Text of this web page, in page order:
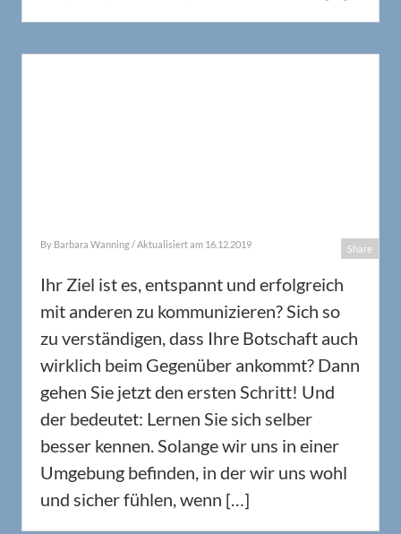
Share
By Barbara Wanning/ Aktualisiert am 16.12.2019
Ihr Ziel ist es, entspannt und erfolgreich
mit anderen zu kommunizieren? Sich so
zu verständigen, dass Ihre Botschaft auch
wirklich beim Gegenüber ankommt? Dann
gehen Sie jetzt den ersten Schritt! Und
der bedeutet: Lernen Sie sich selber
besser kennen. Solange wir uns in einer
Umgebung befinden, in der wir uns wohl
und sicher fühlen, wenn […]